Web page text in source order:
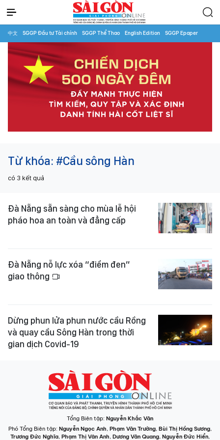
中文 SGGP Đầu tư Tài chính SGGP Thể Thao English Edition SGGP Epaper
Từ khóa: #Cầu sông Hàn
có 3 kết quả
Đà Nẵng sẵn sàng cho mùa lễ hội
pháo hoa an toàn và đẳng cấp
Đà Nẵng nỗ lực xóa “điểm đen”
giao thông
Dừng phun lửa phun nước cầu Rồng
và quay cầu Sông Hàn trong thời
gian dịch Covid-19
Tổng Biên tập: Nguyễn Khắc Văn
Phó Tổng Biên tập: Nguyễn Ngọc Anh, Phạm Văn Trường, Bùi Thị Hồng Sương,
Trương Đức Nghĩa, Phạm Thị Vân Anh, Dương Văn Quang, Nguyễn Đức Hiển,